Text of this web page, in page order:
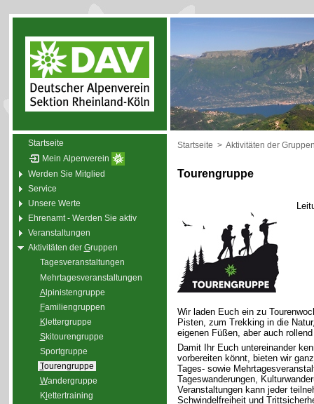
Startseite
Mein Alpenverein
Werden Sie Mitglied
Service
Unsere Werte
Ehrenamt - Werden Sie aktiv
Veranstaltungen
Aktivitäten der Gruppen
Tagesveranstaltungen
Mehrtagesveranstaltungen
Alpinistengruppe
Familiengruppen
Klettergruppe
Skitourengruppe
Sportgruppe
Tourengruppe
Wandergruppe
Kl ettertraining
Startseite > Aktivitäten der
Tourengruppe
Wir laden Euch ein zu
Pisten, zum Trekking in die
eigenen Füßen, aber auch
Damit Ihr Euch untereinander
vorbereiten könnt, bieten wir
Tages- sowie
Tageswanderungen,
Veranstaltungen kann jeder
Schwindelfreiheit und